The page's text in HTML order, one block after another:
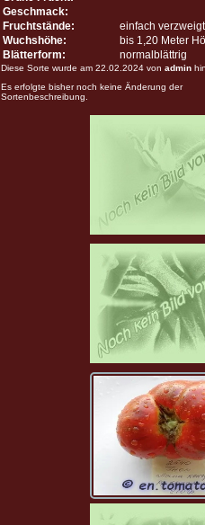
Geschmack:
Fruchtstände:
einfach verzweigt
Wuchshöhe:
bis 1,20 Meter
Blätterform:
normalblättrig
Diese Sorte wurde am 22.02.2024 von admin
Es erfolgte bisher noch keine Änderung der
Sortenbeschreibung.